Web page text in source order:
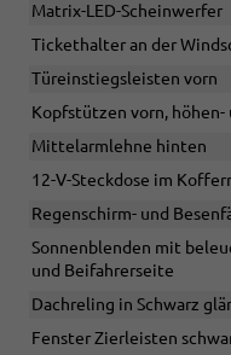
Matrix-LED-Scheinwerfer
Tickethalter an der
Türeinstiegsleisten vorn
Kopfstützen vorn,
Mittelarmlehne hinten
12-V-Steckdose im
Regenschirm- und
Sonnenblenden mit
und Beifahrerseite
Dachreling in Schwarz
Fenster Zierleisten